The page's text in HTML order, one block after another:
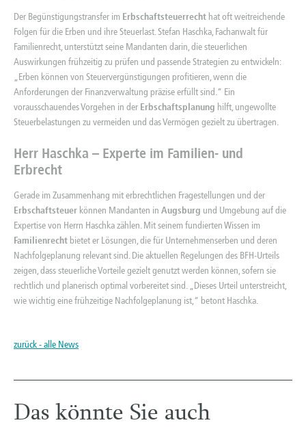
Der Begünstigungstransfer im Erbschaftsteuerrecht hat oft weitreichende
Folgen für die Erben und ihre Steuerlast. Stefan Haschka, Fachanwalt für
Familienrecht, unterstützt seine Mandanten darin, die steuerlichen
Auswirkungen frühzeitig zu prüfen und passende Strategien zu entwickeln:
„Erben können von Steuervergünstigungen profitieren, wenn die
Anforderungen der Finanzverwaltung präzise erfüllt sind.“ Ein
vorausschauendes Vorgehen in der Erbschaftsplanung hilft, ungewollte
Steuerbelastungen zu vermeiden und das Vermögen gezielt zu übertragen.
Herr Haschka – Experte im Familien- und
Erbrecht
Gerade im Zusammenhang mit erbrechtlichen Fragestellungen und der
Erbschaftsteuer können Mandanten in Augsburg und Umgebung auf die
Expertise von Herrn Haschka zählen. Mit seinem fundierten Wissen im
Familienrecht bietet er Lösungen, die für Unternehmenserben und deren
Nachfolgeplanung relevant sind. Die aktuellen Regelungen des BFH-Urteils
zeigen, dass steuerliche Vorteile gezielt genutzt werden können, sofern sie
rechtlich und planerisch optimal vorbereitet sind. „Dieses Urteil unterstreicht,
wie wichtig eine frühzeitige Nachfolgeplanung ist,“ betont Haschka.
zurück - alle News
Das könnte Sie auch